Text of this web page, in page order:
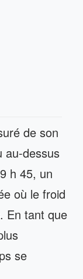
de son
au-dessus
h 45, un
où le froid
En tant que
se